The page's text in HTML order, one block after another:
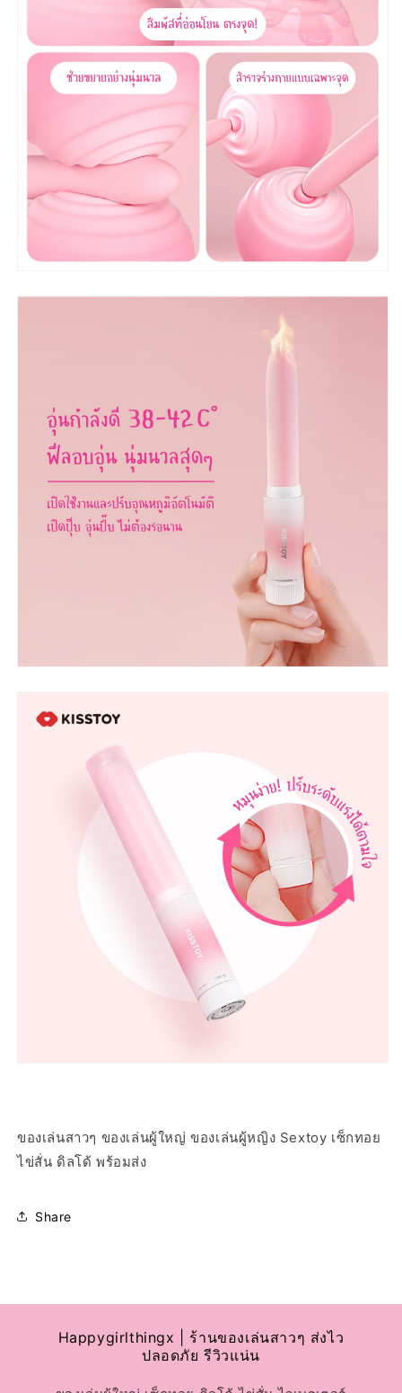
ของเล่นสาวๆ ของเล่นผู้ใหญ่ ของเล่นผู้หญิง Sextoy เซ็กทอย
ไข่สั่น ดิลโด้ พร้อมส่ง
Share
Happygirlthingx | ร้านของเล่นสาวๆ ส่งไว
ปลอดภัย รีวิวแน่น